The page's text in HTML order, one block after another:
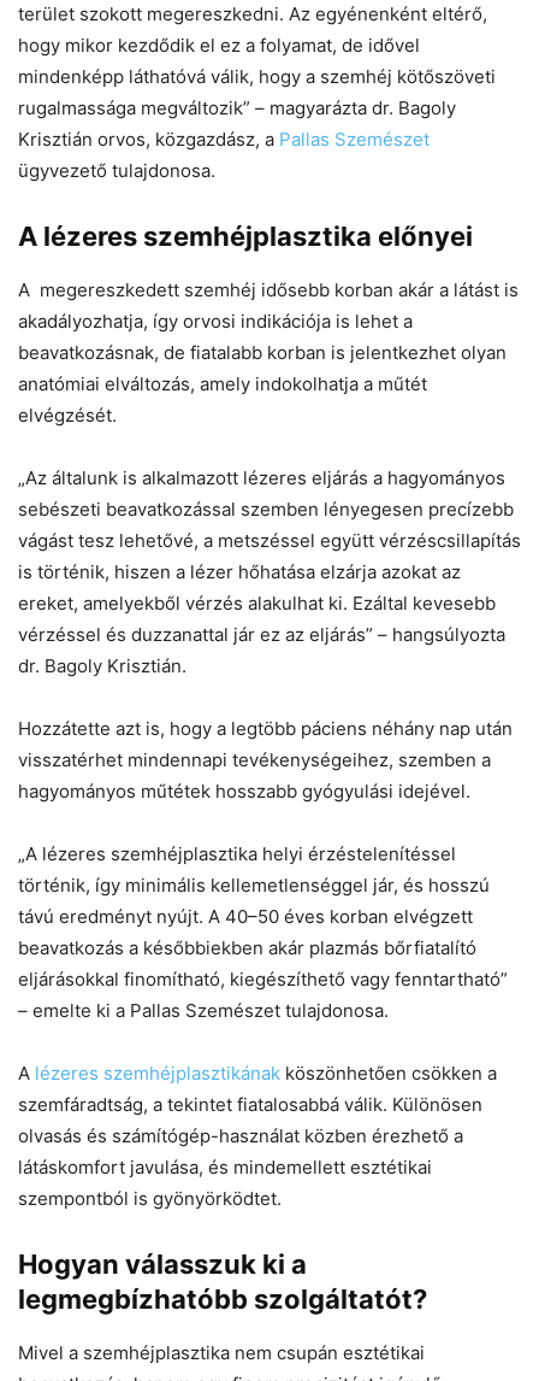
terület szokott megereszkedni. Az egyénenként eltérő,
hogy mikor kezdődik el ez a folyamat, de idővel
mindenképp láthatóvá válik, hogy a szemhéj kötőszöveti
rugalmassága megváltozik” – magyarázta dr. Bagoly
Krisztián orvos, közgazdász, a Pallas Szemészet
ügyvezető tulajdonosa.
A lézeres szemhéjplasztika előnyei
A megereszkedett szemhéj idősebb korban akár a látást is
akadályozhatja, így orvosi indikációja is lehet a
beavatkozásnak, de fiatalabb korban is jelentkezhet olyan
anatómiai elváltozás, amely indokolhatja a műtét
elvégzését.
„Az általunk is alkalmazott lézeres eljárás a hagyományos
sebészeti beavatkozással szemben lényegesen precízebb
vágást tesz lehetővé, a metszéssel együtt vérzéscsillapítás
is történik, hiszen a lézer hőhatása elzárja azokat az
ereket, amelyekből vérzés alakulhat ki. Ezáltal kevesebb
vérzéssel és duzzanattal jár ez az eljárás” – hangsúlyozta
dr. Bagoly Krisztián.
Hozzátette azt is, hogy a legtöbb páciens néhány nap után
visszatérhet mindennapi tevékenységeihez, szemben a
hagyományos műtétek hosszabb gyógyulási idejével.
„A lézeres szemhéjplasztika helyi érzéstelenítéssel
történik, így minimális kellemetlenséggel jár, és hosszú
távú eredményt nyújt. A 40–50 éves korban elvégzett
beavatkozás a későbbiekben akár plazmás bőrfiatalító
eljárásokkal finomítható, kiegészíthető vagy fenntartható”
– emelte ki a Pallas Szemészet tulajdonosa.
A lézeres szemhéjplasztikának köszönhetően csökken a
szemfáradtság, a tekintet fiatalosabbá válik. Különösen
olvasás és számítógép-használat közben érezhető a
látáskomfort javulása, és mindemellett esztétikai
szempontból is gyönyörködtet.
Hogyan válasszuk ki a
legmegbízhatóbb szolgáltatót?
Mivel a szemhéjplasztika nem csupán esztétikai